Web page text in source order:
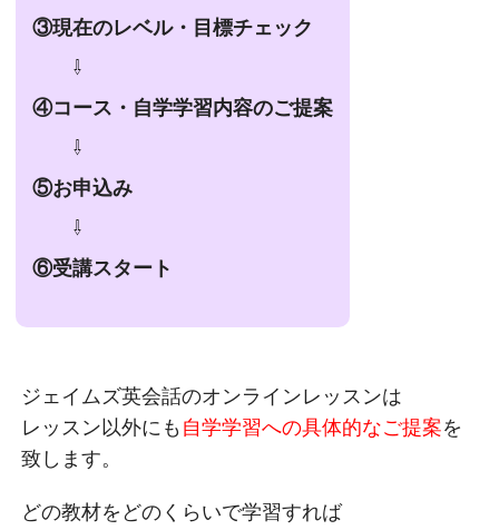
③現在のレベル・目標チェック
⇩
④コース・自学学習内容のご提案
⇩
⑤お申込み
⇩
⑥受講スタート
ジェイムズ英会話のオンラインレッスンは
レッスン以外にも 自学学習への具体的なご提案を
致します。
どの教材をどのくらいで学習すれば